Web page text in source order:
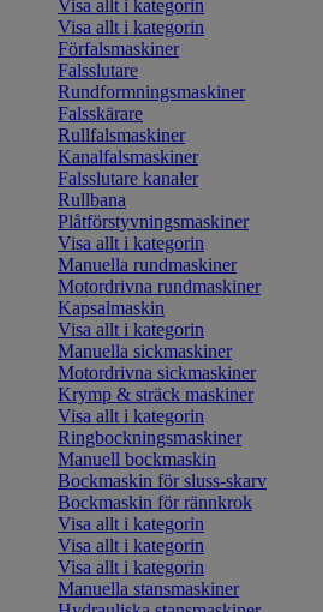
Visa allt i kategorin
Visa allt i kategorin
Förfalsmaskiner
Falsslutare
Rundformningsmaskiner
Falsskärare
Rullfalsmaskiner
Kanalfalsmaskiner
Falsslutare kanaler
Rullbana
Plåtförstyvningsmaskiner
Visa allt i kategorin
Manuella rundmaskiner
Motordrivna rundmaskiner
Kapsalmaskin
Visa allt i kategorin
Manuella sickmaskiner
Motordrivna sickmaskiner
Krymp & sträck maskiner
Visa allt i kategorin
Ringbockningsmaskiner
Manuell bockmaskin
Bockmaskin för sluss-skarv
Bockmaskin för rännkrok
Visa allt i kategorin
Visa allt i kategorin
Visa allt i kategorin
Manuella stansmaskiner